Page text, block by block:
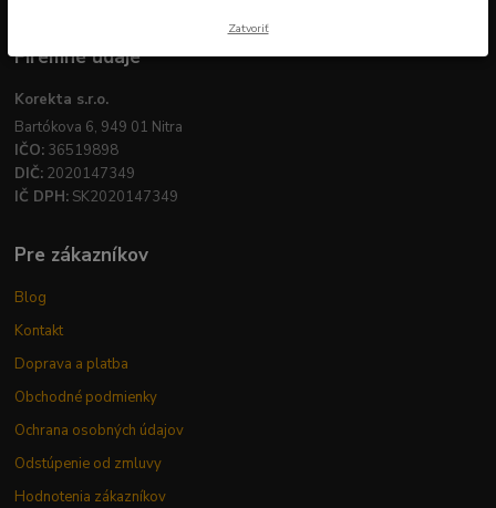
Firemné údaje
Korekta s.r.o.
Bartókova 6, 949 01 Nitra
IČO: 36519898
DIČ: 2020147349
IČ DPH: SK2020147349
Pre zákazníkov
Blog
Kontakt
Doprava a platba
Obchodné podmienky
Ochrana osobných údajov
Odstúpenie od zmluvy
Hodnotenia zákazníkov
Zatvoriť